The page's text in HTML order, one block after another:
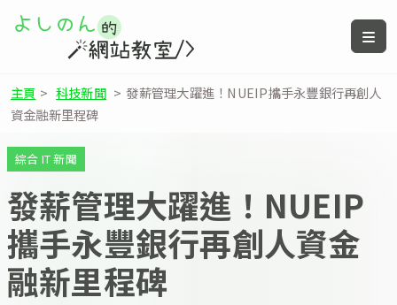
主頁 > 科技新聞 > 發薪管理大躍進！NUEIP攜手永豐銀行再創人
資金融新里程碑
綜合 IT 新聞
發薪管理大躍進！NUEIP
攜手永豐銀行再創人資金
融新里程碑